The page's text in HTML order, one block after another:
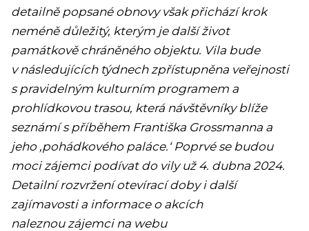
detailně popsané obnovy však přichází krok
neméně důležitý, kterým je další život
památkově chráněného objektu. Vila bude
v následujících týdnech zpřístupněna veřejnosti
s pravidelným kulturním programem a
prohlídkovou trasou, která návštěvníky blíže
seznámí s příběhem Františka Grossmanna a
jeho ‚pohádkového paláce.‘ Poprvé se budou
moci zájemci podívat do vily už 4. dubna 2024.
Detailní rozvržení otevírací doby i další
zajímavosti a informace o akcích
naleznou zájemci na webu